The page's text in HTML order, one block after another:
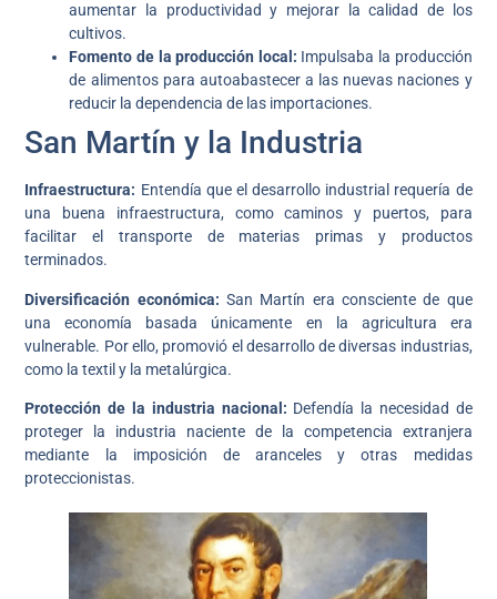
aumentar la productividad y mejorar la calidad de los
cultivos.
Fomento de la producción local: Impulsaba la producción
de alimentos para autoabastecer a las nuevas naciones y
reducir la dependencia de las importaciones.
San Martín y la Industria
Infraestructura: Entendía que el desarrollo industrial requería de
una buena infraestructura, como caminos y puertos, para
facilitar el transporte de materias primas y productos
terminados.
Diversificación económica: San Martín era consciente de que
una economía basada únicamente en la agricultura era
vulnerable. Por ello, promovió el desarrollo de diversas industrias,
como la textil y la metalúrgica.
Protección de la industria nacional: Defendía la necesidad de
proteger la industria naciente de la competencia extranjera
mediante la imposición de aranceles y otras medidas
proteccionistas.